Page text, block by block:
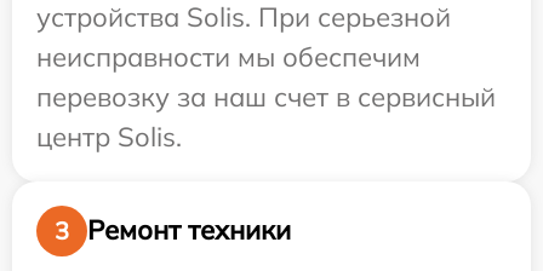
устройства Solis. При серьезной
неисправности мы обеспечим
перевозку за наш счет в сервисный
центр Solis.
3
Ремонт техники